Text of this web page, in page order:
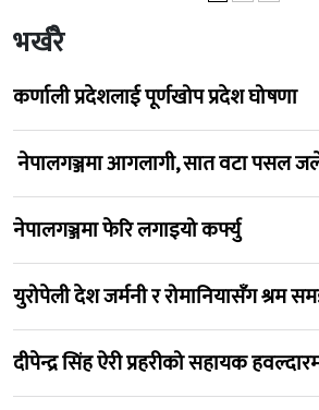
भर्खरै
कर्णाली प्रदेशलाई पूर्णखोप प्रदेश घोषणा
नेपालगञ्जमा आगलागी, सात वटा पसल
नेपालगञ्जमा फेरि लगाइयो कर्फ्यु
युरोपेली देश जर्मनी र रोमानियासँग श्रम
दीपेन्द्र सिंह ऐरी प्रहरीको सहायक